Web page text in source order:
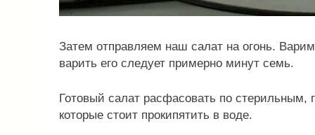
Затем отправляем наш салат на огонь.
варить его следует примерно минут семь.
Готовый салат расфасовать по
которые стоит прокипятить в воде.